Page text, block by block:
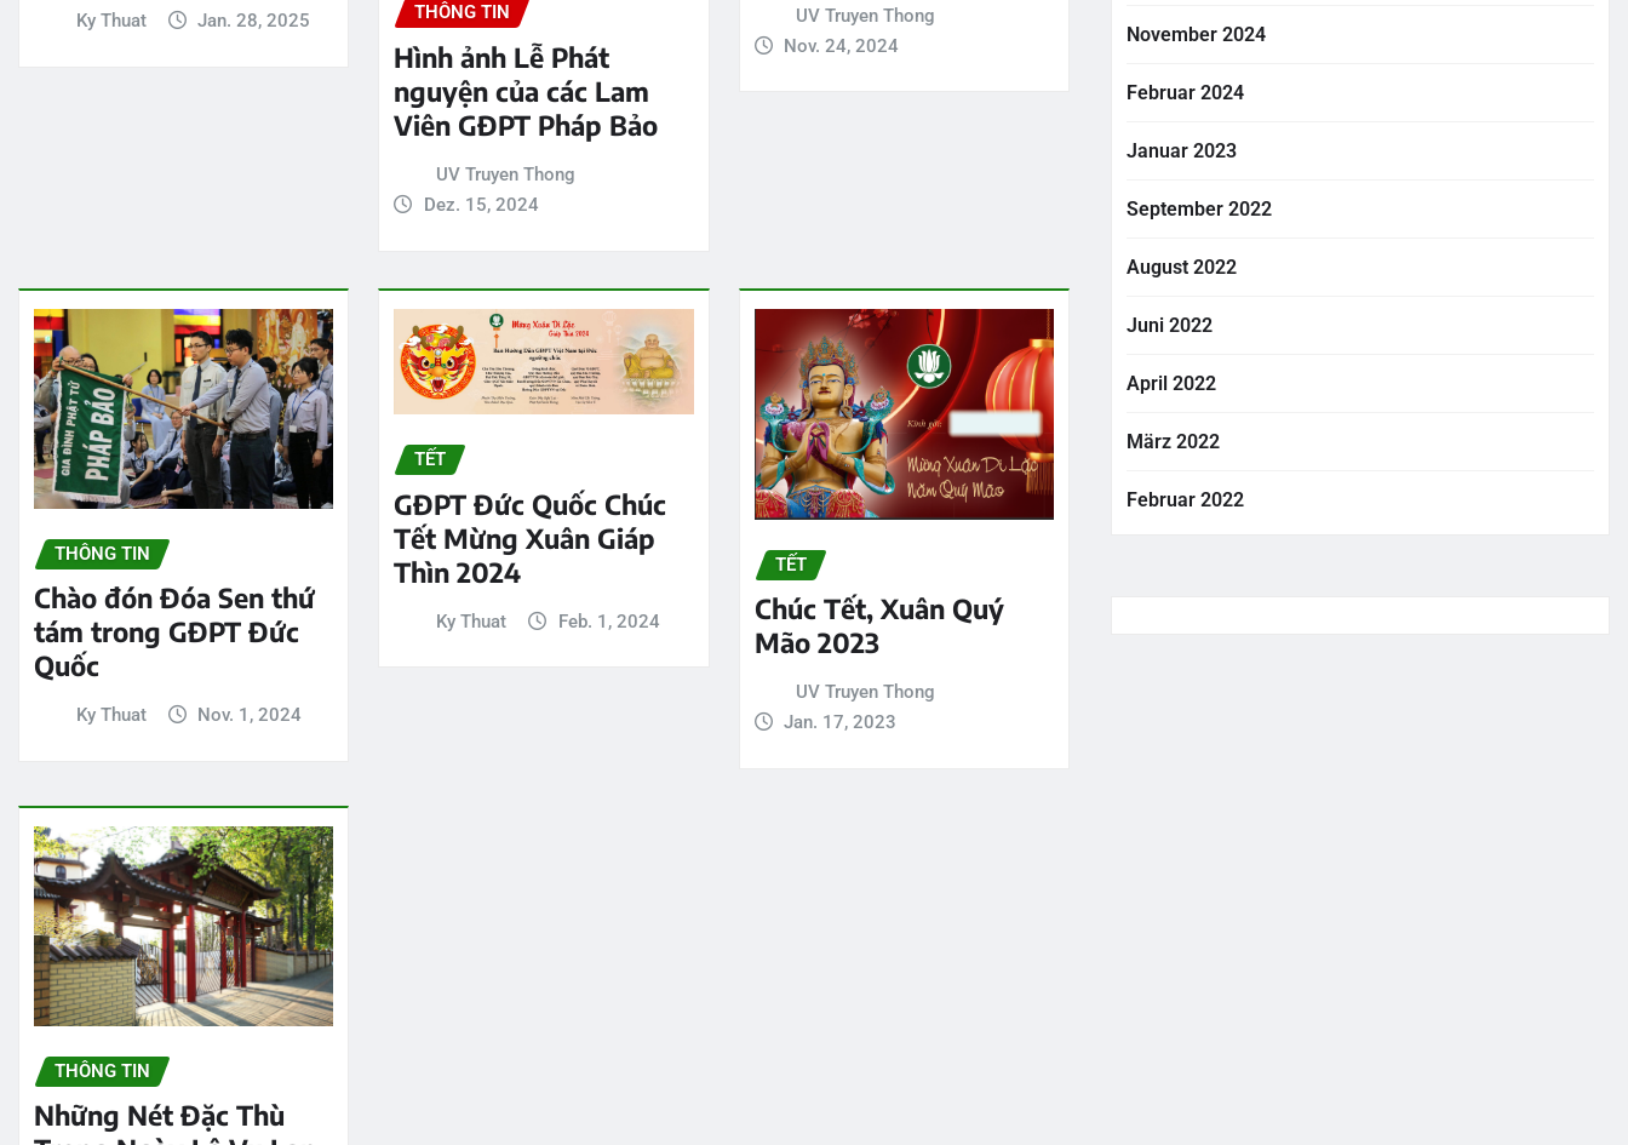
Ky Thuat Jan. 28, 2025
THÔNG TIN
Hình ảnh Lễ Phát
nguyện của các Lam
Viên GĐPT Pháp Bảo
UV Truyen Thong
Dez. 15, 2024
UV Truyen Thong
Nov. 24, 2024
THÔNG TIN
Chào đón Đóa Sen thứ
tám trong GĐPT Đức
Quốc
Ky Thuat Nov. 1, 2024
TẾT
GĐPT Đức Quốc Chúc
Tết Mừng Xuân Giáp
Thìn 2024
Ky Thuat Feb. 1, 2024
TẾT
Chúc Tết, Xuân Quý
Mão 2023
UV Truyen Thong
Jan. 17, 2023
THÔNG TIN
Những Nét Đặc Thù
November 2024
Februar 2024
Januar 2023
September 2022
August 2022
Juni 2022
April 2022
März 2022
Februar 2022